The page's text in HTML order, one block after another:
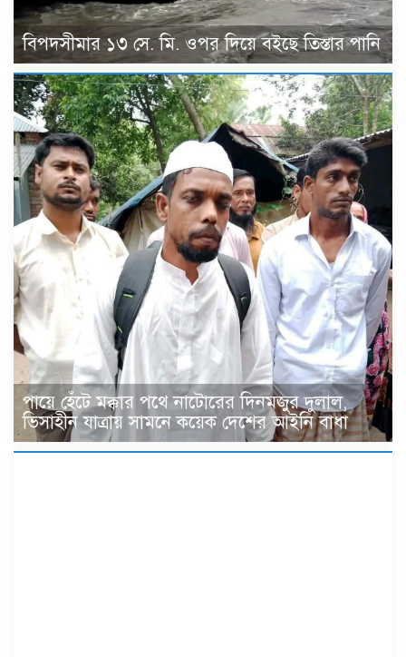
বিপদসীমার ১৩ সে. মি. ওপর দিয়ে বইছে তিস্তার পানি
পায়ে হেঁটে মক্কার পথে নাটোরের দিনমজুর দুলাল,
ভিসাহীন যাত্রায় সামনে কয়েক দেশের আইনি বাধা